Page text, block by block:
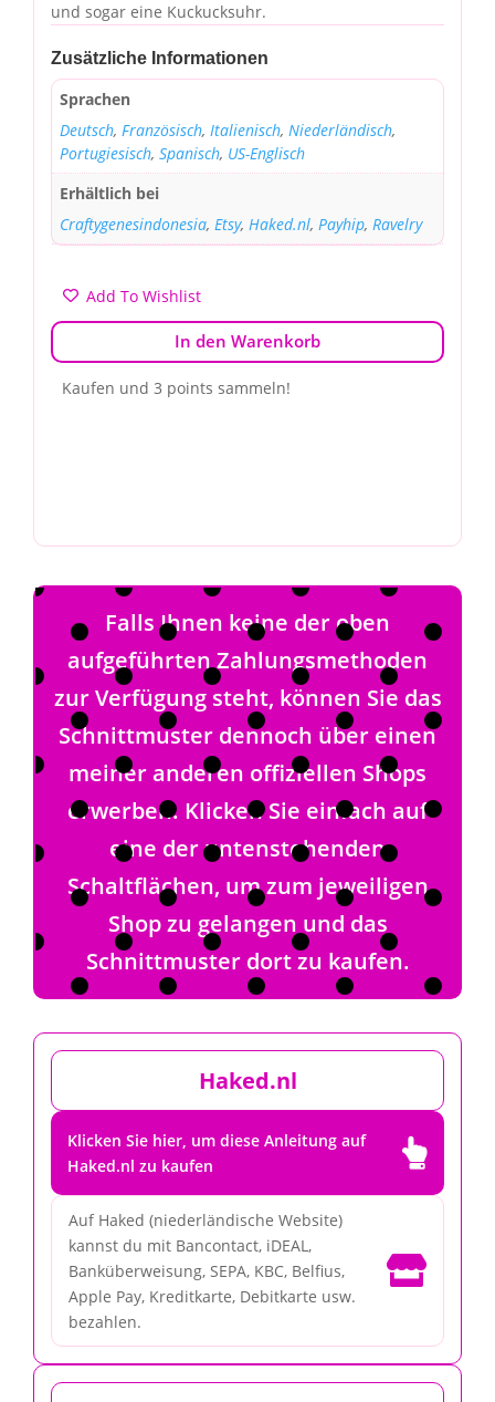
und sogar eine Kuckucksuhr.
Zusätzliche Informationen
Sprachen
Deutsch, Französisch, Italienisch, Niederländisch,
Portugiesisch, Spanisch, US-Englisch
Erhältlich bei
Craftygenesindonesia, Etsy, Haked.nl, Payhip, Ravelry
Add To Wishlist
In den Warenkorb
Kaufen und 3 points sammeln!
Falls Ihnen keine der oben
aufgeführten Zahlungsmethoden
zur Verfügung steht, können Sie das
Schnittmuster dennoch über einen
meiner anderen offiziellen Shops
erwerben. Klicken Sie einfach auf
eine der untenstehenden
Schaltflächen, um zum jeweiligen
Shop zu gelangen und das
Schnittmuster dort zu kaufen.
Haked.nl
Klicken Sie hier, um diese Anleitung auf
Haked.nl zu kaufen

Auf Haked (niederländische Website)
kannst du mit Bancontact, iDEAL,
Banküberweisung, SEPA, KBC, Belfius,
Apple Pay, Kreditkarte, Debitkarte usw.
bezahlen.
